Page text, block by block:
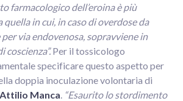
farmacologico dell’eroina è più
quella in cui, in caso di overdose da
via endovenosa, sopravviene in
coscienza”.Per il tossicologo
specificare questo aspetto per
doppia inoculazione volontaria di
Attilio Manca. “Esaurito lo stordimento